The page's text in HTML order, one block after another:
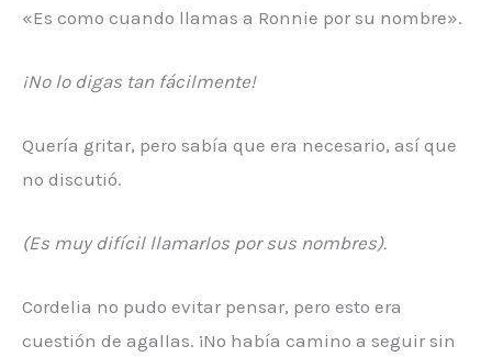
«Es como cuando llamas a Ronnie por su nombre».
¡No lo digas tan fácilmente!
Quería gritar, pero sabía que era necesario, así que
no discutió.
(Es muy difícil llamarlos por sus nombres).
Cordelia no pudo evitar pensar, pero esto era
cuestión de agallas. ¡No había camino a seguir sin